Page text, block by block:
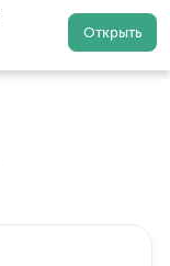
Открыть
Регистрация